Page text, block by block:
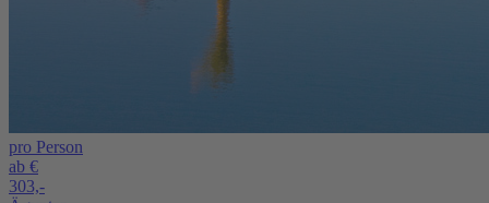
pro Person
ab €
303,-